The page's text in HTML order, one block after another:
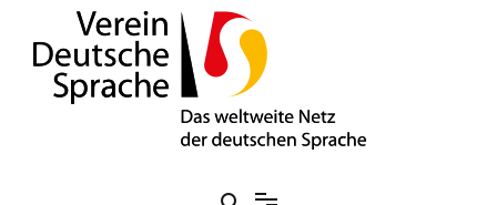
springen